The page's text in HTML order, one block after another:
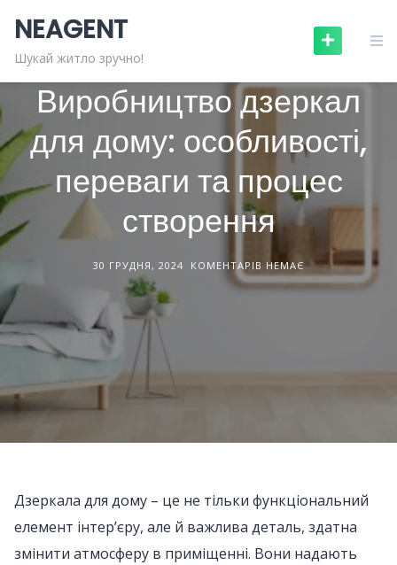
content
NEAGENT
Шукай житло зручно!ПОСЛУГИ
Виробництво дзеркал
для дому: особливості,
переваги та процес
створення
30 ГРУДНЯ, 2024 КОМЕНТАРІВ НЕМАЄ
Дзеркала для дому – це не тільки функціональний
елемент інтер’єру, але й важлива деталь, здатна
змінити атмосферу в приміщенні. Вони надають